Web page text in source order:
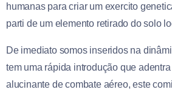
humanas para criar um exercito
parti de um elemento retirado do solo
De imediato somos inseridos na
tem uma rápida introdução que
alucinante de combate aéreo, este